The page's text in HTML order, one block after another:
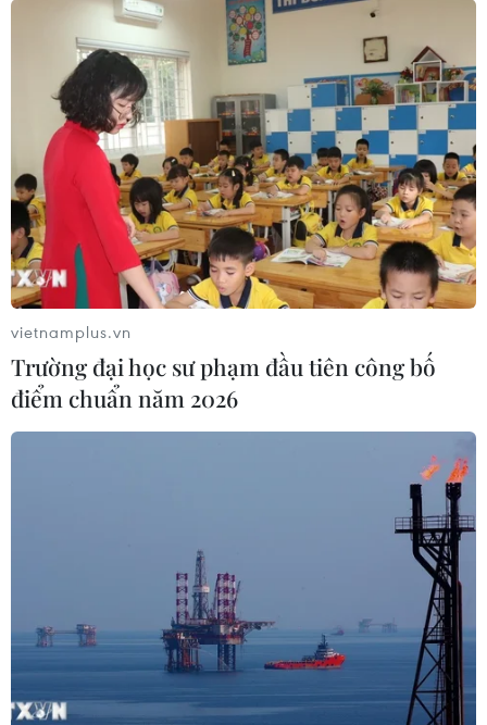
việc xử lý không còn hiệu quả.
Đề xuất giải pháp, Phó Cục trưởng Cục Thông tin
đối ngoại Đinh Tiến Dũng cho rằng các cơ quan
cần chia sẻ dữ liệu để phối hợp hiệu quả hơn.
Bên cạnh đó, chế tài xử phạt cũng phải nghiêm
khắc hơn. Ông Dũng lấy ví dụ mức xử phạt
hành chính cao nhất từ trước đến nay là 150
triệu đồng, trong khi đó, một website lậu tường
thuật bóng đá, tổ chức cá độ bóng đá trên mạng
có thể thu lợi đến hàng tỷ đồng./.
(Vietnam+)
vietnamplus.vn
Trường đại học sư phạm đầu tiên công bố
điểm chuẩn năm 2026